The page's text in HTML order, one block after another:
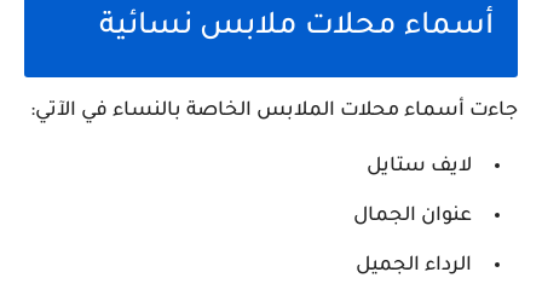
أسماء محلات ملابس نسائية
جاءت أسماء محلات الملابس الخاصة بالنساء في الآتي:
لايف ستايل
عنوان الجمال
الرداء الجميل